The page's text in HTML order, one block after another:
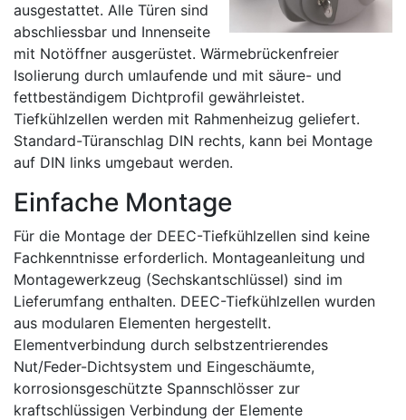
ausgestattet. Alle Türen sind
abschliessbar und Innenseite
mit Notöffner ausgerüstet. Wärmebrückenfreier
Isolierung durch umlaufende und mit säure- und
fettbeständigem Dichtprofil gewährleistet.
Tiefkühlzellen werden mit Rahmenheizug geliefert.
Standard-Türanschlag DIN rechts, kann bei Montage
auf DIN links umgebaut werden.
Einfache Montage
Für die Montage der DEEC-Tiefkühlzellen sind keine
Fachkenntnisse erforderlich. Montageanleitung und
Montagewerkzeug (Sechskantschlüssel) sind im
Lieferumfang enthalten. DEEC-Tiefkühlzellen wurden
aus modularen Elementen hergestellt.
Elementverbindung durch selbstzentrierendes
Nut/Feder-Dichtsystem und Eingeschäumte,
korrosionsgeschützte Spannschlösser zur
kraftschlüssigen Verbindung der Elemente